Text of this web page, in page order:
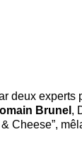
deux experts
Brunel ,
Cheese”,